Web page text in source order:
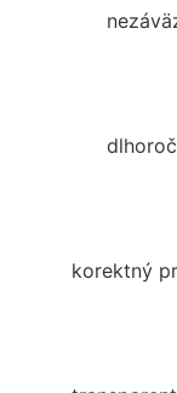
korektný